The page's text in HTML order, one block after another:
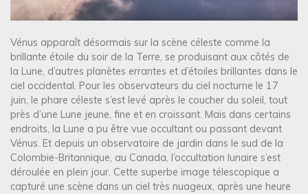
Vénus apparaît désormais sur la scène céleste comme la
brillante étoile du soir de la Terre, se produisant aux côtés de
la Lune, d’autres planètes errantes et d’étoiles brillantes dans le
ciel occidental. Pour les observateurs du ciel nocturne le 17
juin, le phare céleste s’est levé après le coucher du soleil, tout
près d’une Lune jeune, fine et en croissant. Mais dans certains
endroits, la Lune a pu être vue occultant ou passant devant
Vénus. Et depuis un observatoire de jardin dans le sud de la
Colombie-Britannique, au Canada, l’occultation lunaire s’est
déroulée en plein jour. Cette superbe image télescopique a
capturé une scène dans un ciel très nuageux, après une heure